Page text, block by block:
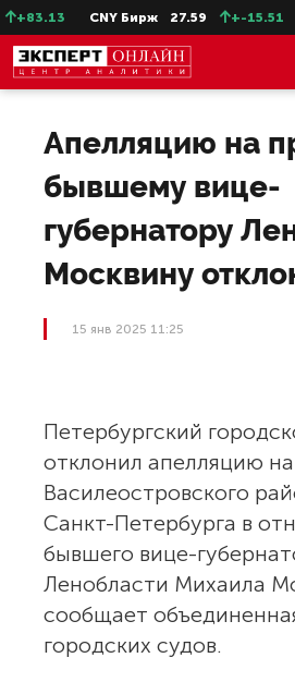
CNY Бирж 27.59 +-15.51
Апелляцию на
бывшему вице-
губернатору
Москвину
15 янв 2025 11:25
Петербургский
отклонил апелляцию
Василеостровского
Санкт-Петербурга в
бывшего вице-
Ленобласти Михаила
сообщает
городских судов.